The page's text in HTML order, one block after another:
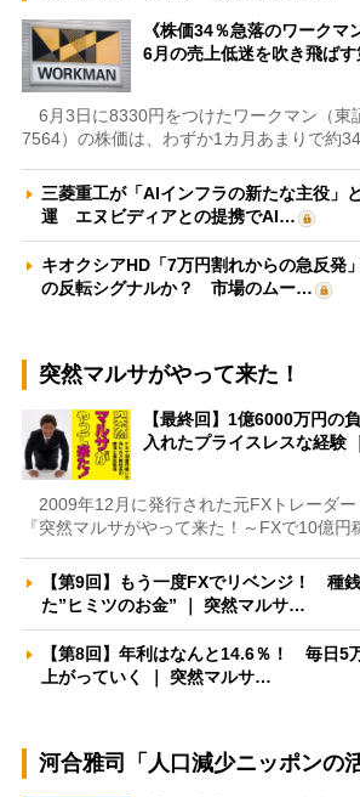
《株価34％急落のワークマ
6月の売上低迷を吹き飛ば
6月3日に8330円をつけたワークマン（東
7564）の株価は、わずか1カ月あまりで約
三菱重工が「AIインフラの新たな主役」
運 エヌビディアとの提携でAI…
キオクシアHD「7万円割れからの急反発
の反転シグナルか？ 市場のムー…
突然マルサがやって来た！
【最終回】1億6000万円の
入れたプライスレスな経験
2009年12月に発行された元FXトレーダー
『突然マルサがやって来た！～FXで10億円
【第9回】もう一度FXでリベンジ！ 種
た”ヒミツのお金” ｜ 突然マルサ…
【第8回】年利はなんと14.6％！ 毎日5
上がっていく ｜ 突然マルサ…
河合雅司「人口減少ニッポンの